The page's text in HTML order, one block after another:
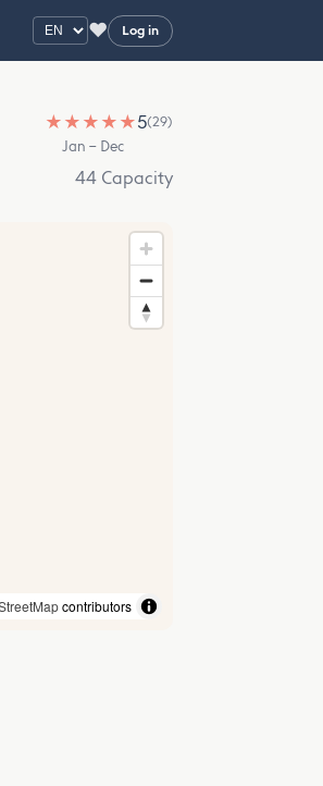
♥ Log in
★ ★ ★ ★ ★5(29)
Jan – Dec
44 Capacity
contributors